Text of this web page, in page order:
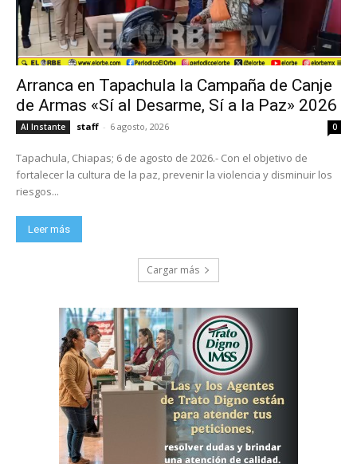
Arranca en Tapachula la Campaña de Canje
de Armas «Sí al Desarme, Sí a la Paz» 2026
Al Instante staff - 6 agosto, 2026 0
Tapachula, Chiapas; 6 de agosto de 2026.- Con el objetivo de
fortalecer la cultura de la paz, prevenir la violencia y disminuir los
riesgos...
Leer más
Cargar más